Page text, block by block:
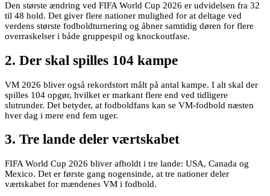
Den største ændring ved FIFA World Cup 2026 er udvidelsen fra 32
til 48 hold. Det giver flere nationer mulighed for at deltage ved
verdens største fodboldturnering og åbner samtidig døren for flere
overraskelser i både gruppespil og knockoutfase.
2. Der skal spilles 104 kampe
VM 2026 bliver også rekordstort målt på antal kampe. I alt skal der
spilles 104 opgør, hvilket er markant flere end ved tidligere
slutrunder. Det betyder, at fodboldfans kan se VM-fodbold næsten
hver dag i mere end fem uger.
3. Tre lande deler værtskabet
FIFA World Cup 2026 bliver afholdt i tre lande: USA, Canada og
Mexico. Det er første gang nogensinde, at tre nationer deler
værtskabet for mændenes VM i fodbold.